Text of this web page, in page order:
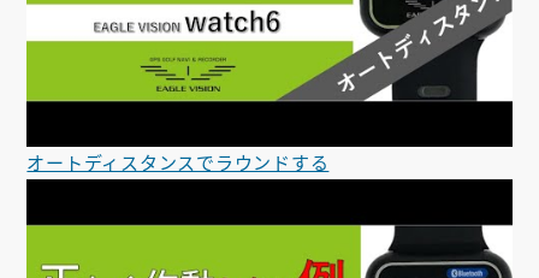
オートディスタンスでラウンドする